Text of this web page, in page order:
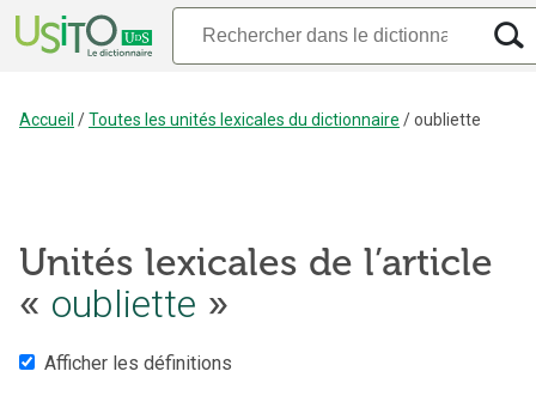
Accueil /Toutes les unités lexicales du dictionnaire /oubliette
Unités lexicales de l’article
« oubliette »
Afficher les définitions